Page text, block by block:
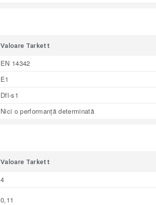
Valoare Tarkett
EN 14342
E1
Dfl-s1
Nici o performanță determinată
Valoare Tarkett
4
0,11